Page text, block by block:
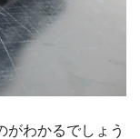
がわかるでしょう